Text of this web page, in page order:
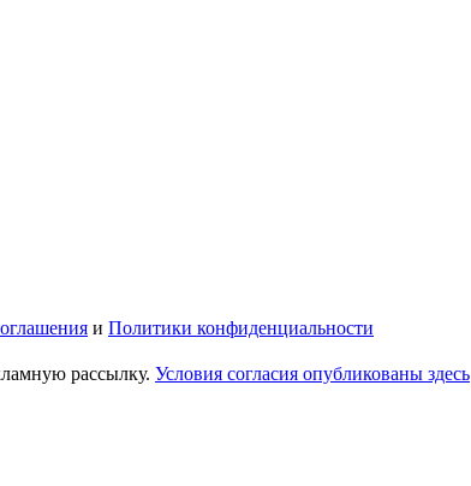
и Политики конфиденциальности
рассылку. Условия согласия опубликованы здесь